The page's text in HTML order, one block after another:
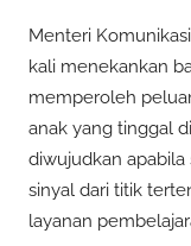
Menteri
kali menekankan
memperoleh
anak yang tinggal
diwujudkan
sinyal dari titik
layanan